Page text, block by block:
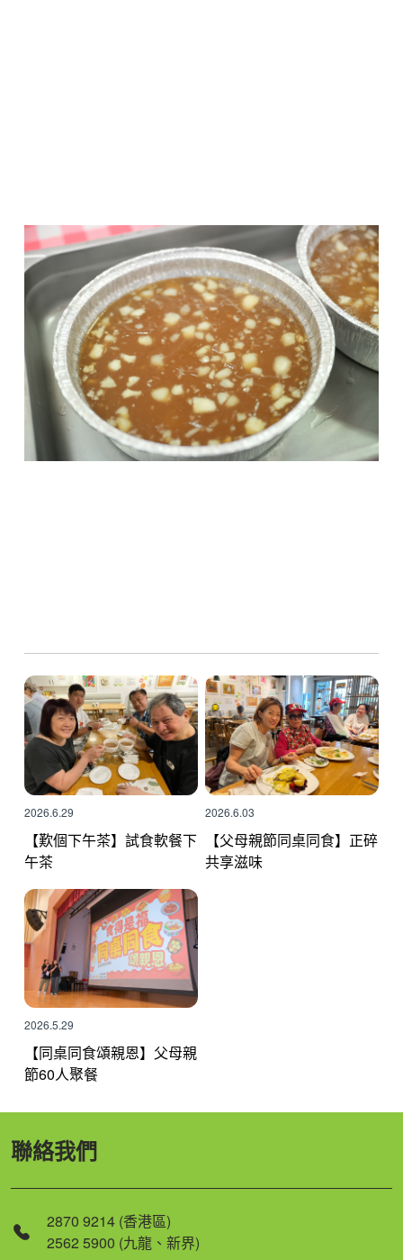
2026.6.29
【歎個下午茶】試食軟餐下
午茶
2026.6.03
【父母親節同桌同食】正碎
共享滋味
2026.5.29
【同桌同食頌親恩】父母親
節60人聚餐
聯絡我們
2870 9214 (香港區)
2562 5900 (九龍、新界)